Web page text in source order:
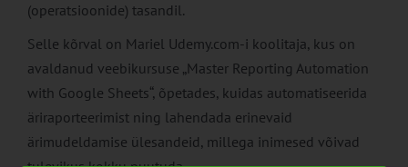
(operatsioonide) tasandil.
Selle kõrval on Mariel Udemy.com-i koolitaja, kus on
avaldanud veebikursuse „Master Reporting Automation
with Google Sheets“, õpetades, kuidas automatiseerida
äriraporteerimist ning lahendada erinevaid
ärimudeldamise ülesandeid, millega inimesed võivad